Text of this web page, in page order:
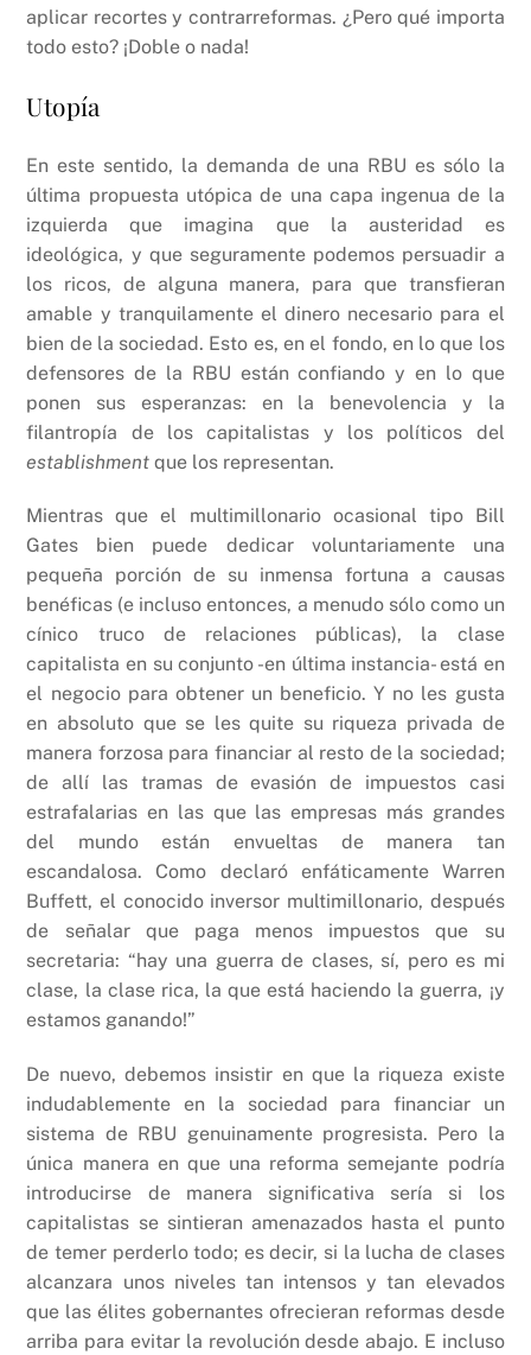
aplicar recortes y contrarreformas. ¿Pero qué importa
todo esto? ¡Doble o nada!
Utopía
En este sentido, la demanda de una RBU es sólo la
última propuesta utópica de una capa ingenua de la
izquierda que imagina que la austeridad es
ideológica, y que seguramente podemos persuadir a
los ricos, de alguna manera, para que transfieran
amable y tranquilamente el dinero necesario para el
bien de la sociedad. Esto es, en el fondo, en lo que los
defensores de la RBU están confiando y en lo que
ponen sus esperanzas: en la benevolencia y la
filantropía de los capitalistas y los políticos del
establishment que los representan.
Mientras que el multimillonario ocasional tipo Bill
Gates bien puede dedicar voluntariamente una
pequeña porción de su inmensa fortuna a causas
benéficas (e incluso entonces, a menudo sólo como un
cínico truco de relaciones públicas), la clase
capitalista en su conjunto -en última instancia- está en
el negocio para obtener un beneficio. Y no les gusta
en absoluto que se les quite su riqueza privada de
manera forzosa para financiar al resto de la sociedad;
de allí las tramas de evasión de impuestos casi
estrafalarias en las que las empresas más grandes
del mundo están envueltas de manera tan
escandalosa. Como declaró enfáticamente Warren
Buffett, el conocido inversor multimillonario, después
de señalar que paga menos impuestos que su
secretaria: “hay una guerra de clases, sí, pero es mi
clase, la clase rica, la que está haciendo la guerra, ¡y
estamos ganando!”
De nuevo, debemos insistir en que la riqueza existe
indudablemente en la sociedad para financiar un
sistema de RBU genuinamente progresista. Pero la
única manera en que una reforma semejante podría
introducirse de manera significativa sería si los
capitalistas se sintieran amenazados hasta el punto
de temer perderlo todo; es decir, si la lucha de clases
alcanzara unos niveles tan intensos y tan elevados
que las élites gobernantes ofrecieran reformas desde
arriba para evitar la revolución desde abajo. E incluso